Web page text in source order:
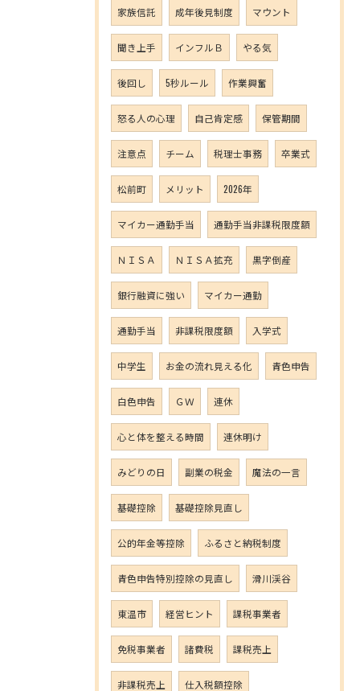
家族信託 成年後見制度 マウント
聞き上手 インフルＢ やる気
後回し 5秒ルール 作業興奮
怒る人の心理 自己肯定感 保管期間
注意点 チーム 税理士事務 卒業式
松前町 メリット 2026年
マイカー通勤手当 通勤手当非課税限度額
ＮＩＳＡ ＮＩＳＡ拡充 黒字倒産
銀行融資に強い マイカー通勤
通勤手当 非課税限度額 入学式
中学生 お金の流れ見える化 青色申告
白色申告 ＧＷ 連休
心と体を整える時間 連休明け
みどりの日 副業の税金 魔法の一言
基礎控除 基礎控除見直し
公的年金等控除 ふるさと納税制度
青色申告特別控除の見直し 滑川渓谷
東温市 経営ヒント 課税事業者
免税事業者 諸費税 課税売上
非課税売上 仕入税額控除